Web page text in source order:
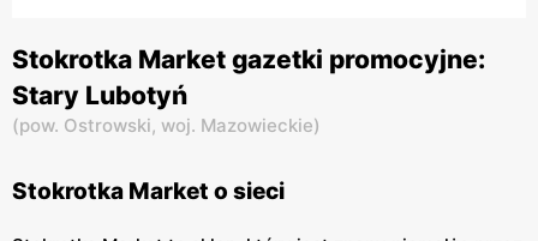
Stokrotka Market gazetki promocyjne:
Stary Lubotyń
(pow. Ostrowski, woj. Mazowieckie)
Stokrotka Market o sieci